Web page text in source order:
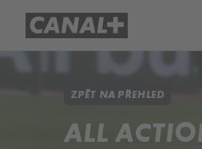
ZPĚT NA PŘEHLED
ALL